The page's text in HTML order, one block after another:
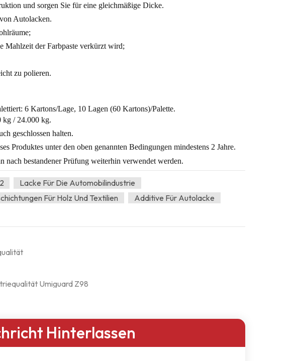
und sorgen Sie für eine gleichmäßige Dicke.
Autolacken.
Mahlzeit der Farbpaste verkürzt wird;
zu polieren.
6 Kartons/Lage, 10 Lagen (60 Kartons)/Palette.
kg / 24.000 kg.
geschlossen halten.
Produktes unter den oben genannten Bedingungen mindestens 2 Jahre.
nach bestandener Prüfung weiterhin verwendet werden.
Lacke Für Die Automobilindustrie
Für Holz Und Textilien
Additive Für Autolacke
Umiguard Z98
Hinterlassen